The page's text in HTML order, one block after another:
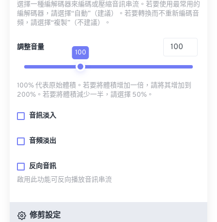
選擇一種編解碼器來編碼或壓縮音訊串流。若要使用最常用的
編解碼器，請選擇“自動”（建議）。若要轉換而不重新編碼音
頻，請選擇“複製”（不建議）。
調整音量
100
100% 代表原始體積。若要將體積增加一倍，請將其增加到
200%。若要將體積減少一半，請選擇 50%。
音訊淡入
音頻淡出
反向音訊
啟用此功能可反向播放音訊串流
修剪設定